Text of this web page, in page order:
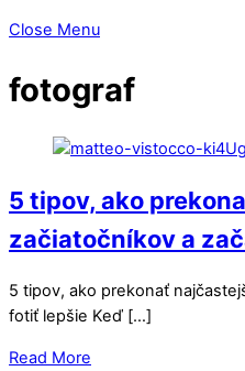
Close Menu
fotograf
5 tipov, ako
začiatočníkov a
5 tipov, ako prekonať
fotiť lepšie Keď […]
Read More